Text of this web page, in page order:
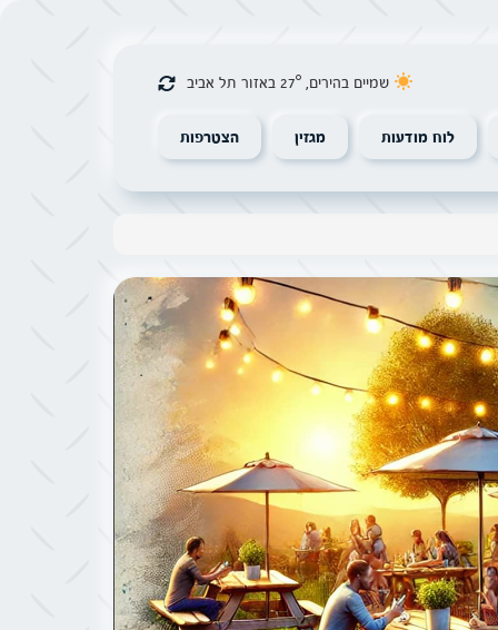
שמיים בהירים, 27° באזור תל אביב
לוח מודעות מגזין הצטרפות